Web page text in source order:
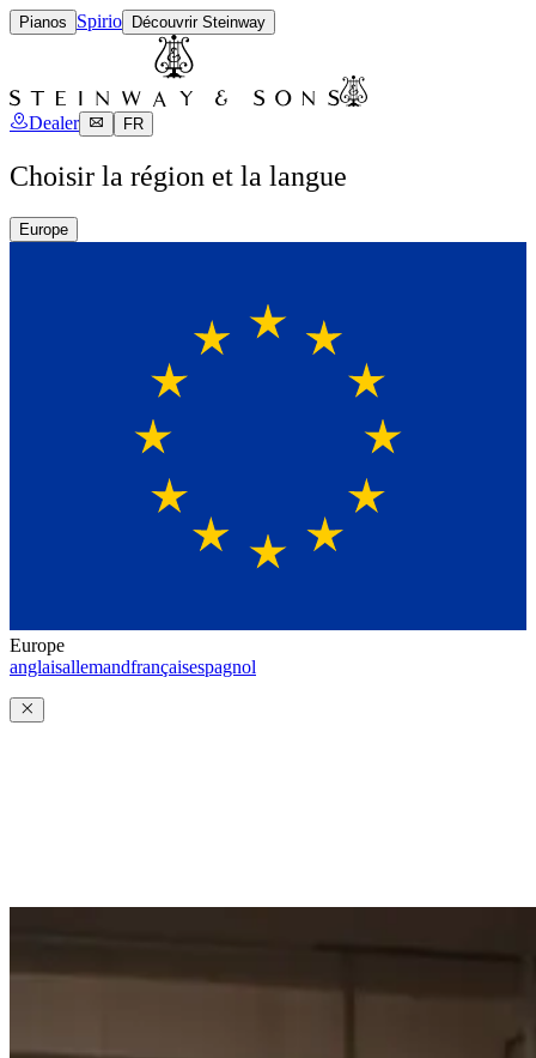
Pianos Spirio Découvrir Steinway
Dealer FR
Choisir la région et la langue
Europe
Europe
anglaisallemandfrançaisespagnol